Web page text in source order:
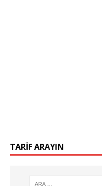
TARIF ARAYIN